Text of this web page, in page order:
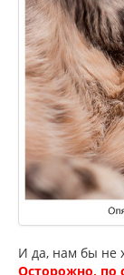
И да, нам бы не
Осторожно, по